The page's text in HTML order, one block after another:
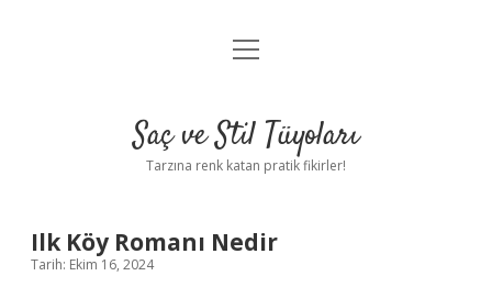
Anasayfa
Yasal Uyarı
menüyü
Saç ve Stil Tüyoları
Tarzına renk katan pratik fikirler!
Ilk Köy Romanı Nedir
Tarih: Ekim 16, 2024